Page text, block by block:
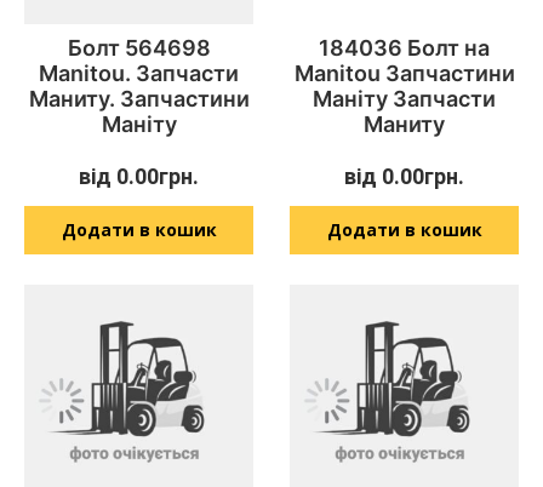
Болт 564698
Manitou. Запчасти
Маниту. Запчастини
Маніту
від 0.00грн.
Додати в кошик
184036 Болт на
Manitou Запчастини
Маніту Запчасти
Маниту
від 0.00грн.
Додати в кошик